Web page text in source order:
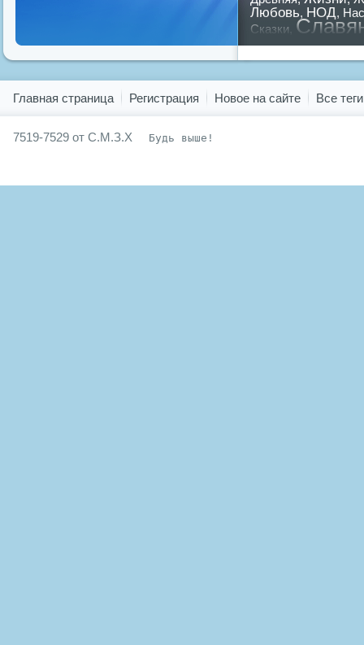
Любовь, НОД,
Сказки
предков,путин,
Главная страница Регистрация Новое на сайте Все теги
7519-7529 от С.М.З.Х Будь выше!